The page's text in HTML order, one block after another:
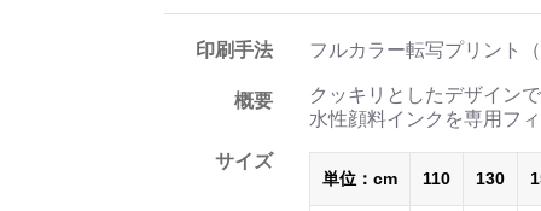
印刷手法 フルカラー転写プリント
概要
クッキリとしたデザイン
水性顔料インクを専用フ
サイズ
単位：cm 110 130